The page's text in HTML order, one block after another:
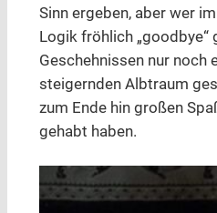
Sinn ergeben, aber wer
Logik fröhlich „goodbye“
Geschehnissen nur noch
steigernden Albtraum
zum Ende hin großen
gehabt haben.